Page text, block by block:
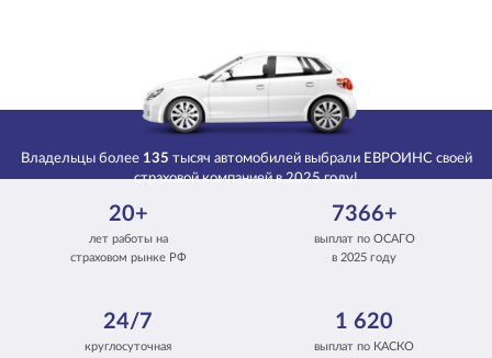
Владельцы более 135 тысяч автомобилей выбрали ЕВРОИНС своей
страховой компанией в 2025 году!
20+
лет работы на
страховом рынке РФ
7366+
выплат по ОСАГО
в 2025 году
24/7
круглосуточная
1 620
выплат по КАСКО